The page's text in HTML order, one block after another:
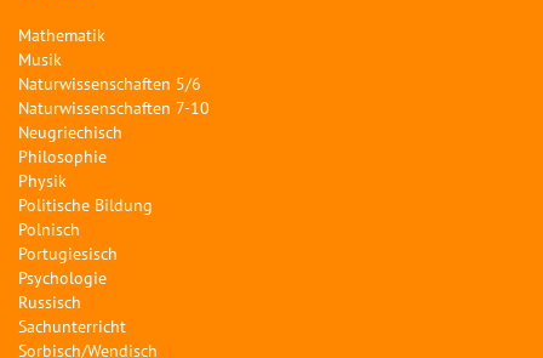
Mathematik
Musik
Naturwissenschaften 5/6
Naturwissenschaften 7-10
Neugriechisch
Philosophie
Physik
Politische Bildung
Polnisch
Portugiesisch
Psychologie
Russisch
Sachunterricht
Sorbisch/Wendisch